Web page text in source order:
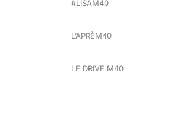
#LISAM40
L’APRÈM40
LE DRIVE M40